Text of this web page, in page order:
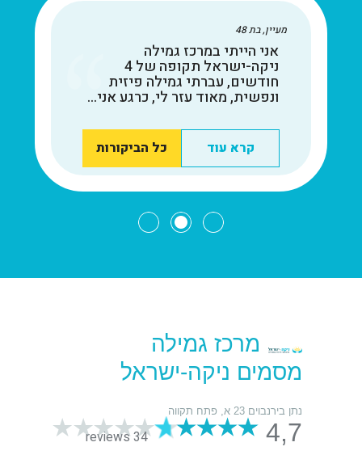
מעיין, בת 48
אני הייתי במרכז גמילה
ניקה-ישראל תקופה של 4
חודשים, עברתי גמילה פיזית
ונפשית, מאוד עזר לי, כרגע אני...
קרא עוד כל הביקורות
מרכז גמילה
מסמים ניקה-ישראל
נתן בירנבוים 23 א, פתח תקווה
4,7
34 reviews